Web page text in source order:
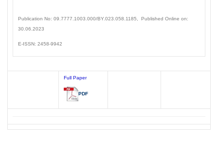
Publication No: 09.7777.1003.000/BY.023.058.1185, Published Online on:
30.06.2023
E-ISSN: 2458-9942
Full Paper
PDF